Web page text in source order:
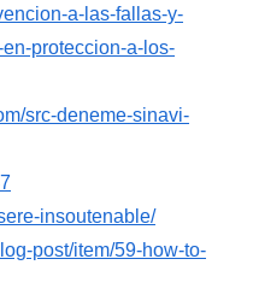
a-las-fallas-y-
proteccion-a-los-
src-deneme-sinavi-
insoutenable/
post/item/59-how-to-